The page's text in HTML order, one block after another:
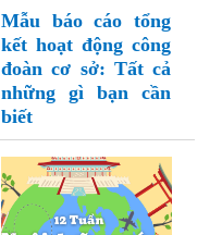
Mẫu báo cáo tổng
kết hoạt động công
đoàn cơ sở: Tất cả
những gì bạn cần
biết